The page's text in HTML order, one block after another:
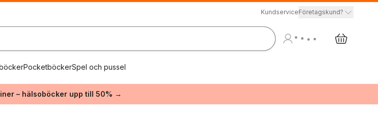
KundserviceFöretagskund?
PocketböckerSpel och pussel
– hälsoböcker upp till 50% →